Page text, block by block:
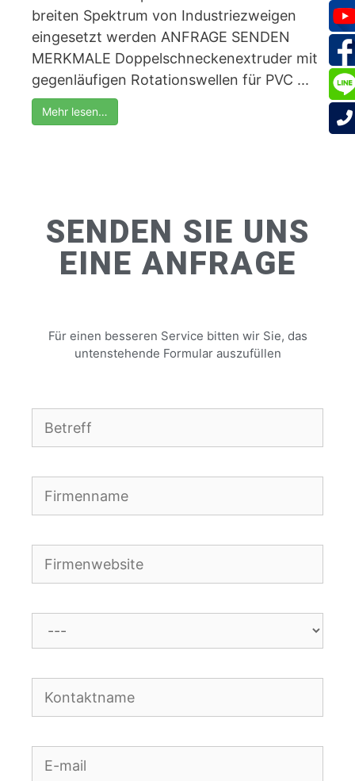
breiten Spektrum von Industriezweigen
eingesetzt werden ANFRAGE SENDEN
MERKMALE Doppelschneckenextruder mit
gegenläufigen Rotationswellen für PVC ...
Mehr lesen…
SENDEN SIE UNS
EINE ANFRAGE
Für einen besseren Service bitten wir Sie, das
untenstehende Formular auszufüllen